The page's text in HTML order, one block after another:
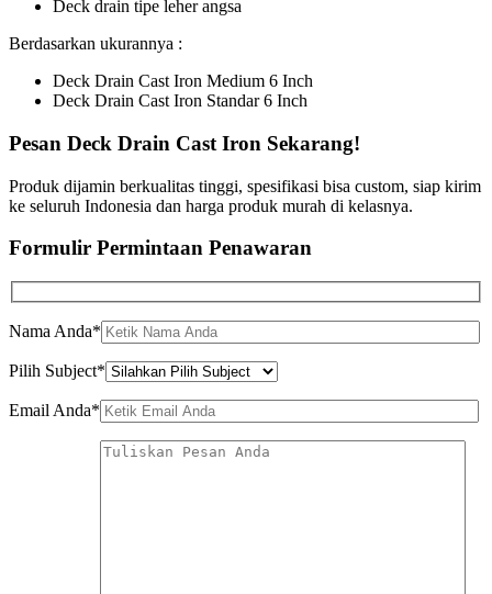
Deck drain tipe leher angsa
Berdasarkan ukurannya :
Deck Drain Cast Iron Medium 6 Inch
Deck Drain Cast Iron Standar 6 Inch
Pesan Deck Drain Cast Iron Sekarang!
Produk dijamin berkualitas tinggi, spesifikasi bisa custom, siap kirim
ke seluruh Indonesia dan harga produk murah di kelasnya.
Formulir Permintaan Penawaran
Nama Anda*
Pilih Subject*
Email Anda*